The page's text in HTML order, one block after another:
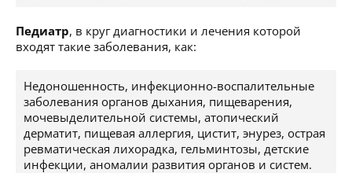
Педиатр, в круг диагностики и лечения которой
входят такие заболевания, как:
Недоношенность, инфекционно-воспалительные
заболевания органов дыхания, пищеварения,
мочевыделительной системы, атопический
дерматит, пищевая аллергия, цистит, энурез, острая
ревматическая лихорадка, гельминтозы, детские
инфекции, аномалии развития органов и систем.